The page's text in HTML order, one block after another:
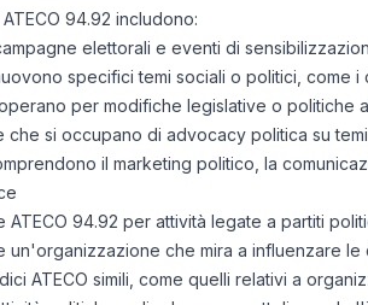
94.92 includono:
elettorali e eventi di
specifici temi sociali o politici, come i
per modifiche legislative o politiche
si occupano di advocacy politica su
il marketing politico, la
ATECO 94.92 per attività legate a partiti
un'organizzazione che mira a influenzare
ATECO simili, come quelli relativi a